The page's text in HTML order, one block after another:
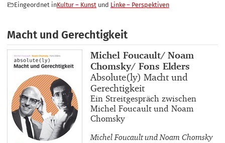
Eingeordnet inKultur – Kunst Linke – Perspektiven
Macht und Gerechtigkeit
Buchautor_innen
Michel Foucault/ Noam
Chomsky/ Fons Elders
Buchtitel
Absolute(ly) Macht und
Gerechtigkeit
Buchuntertitel
Ein Streitgespräch zwischen
Michel Foucault und Noam
Chomsky
Michel Foucault und Noam Chomsky